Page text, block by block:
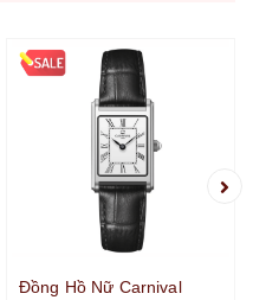
Đồng Hồ Nữ Carnival